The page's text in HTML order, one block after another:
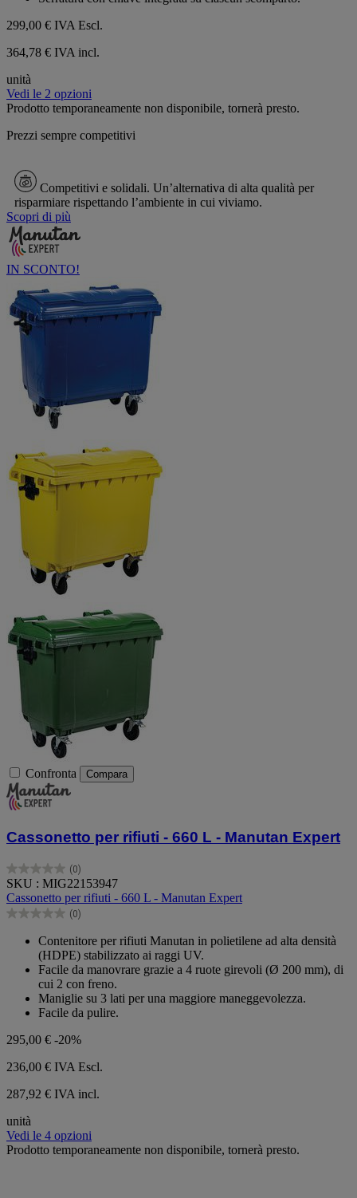
recensioni
299,00 € IVA Escl.
364,78 € IVA incl.
unità
Vedi le 2 opzioni
Prodotto temporaneamente non disponibile, tornerà presto.
Prezzi sempre competitivi
Competitivi e solidali. Un’alternativa di alta qualità per
risparmiare rispettando l’ambiente in cui viviamo.
Scopri di più
IN SCONTO!
Confronta Compara
Cassonetto per rifiuti - 660 L - Manutan Expert
(0)
0.0
su
5
stelle.
SKU : MIG22153947
Cassonetto per rifiuti - 660 L - Manutan Expert
(0)
0.0
Contenitore per rifiuti Manutan in polietilene ad alta densità
(HDPE) stabilizzato ai raggi UV.
Facile da manovrare grazie a 4 ruote girevoli (Ø 200 mm), di
cui 2 con freno.
Maniglie su 3 lati per una maggiore maneggevolezza.
Facile da pulire.
295,00 € -20%
236,00 € IVA Escl.
287,92 € IVA incl.
unità
Vedi le 4 opzioni
Prodotto temporaneamente non disponibile, tornerà presto.